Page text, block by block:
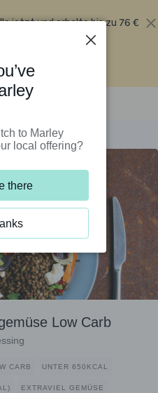
jetzt und erhalte bis zu 76 €
fünf Boxen
Low Carb
CARB UNTER 650KCAL
EXTRAVIEL GEMÜSE
to Marley
local offering?
there